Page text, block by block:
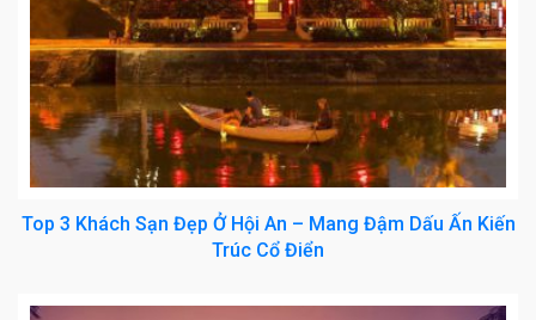
Top 3 Khách Sạn Đẹp Ở Hội An – Mang Đậm Dấu Ấn Kiến
Trúc Cổ Điển